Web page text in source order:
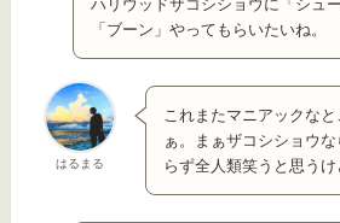
ハリウッドザコシショウに「シュ
「ブーン」やってもらいたいね。
はるまる
これまたマニアックな
ぁ。まぁザコシショウ
らず全人類笑うと思うけ